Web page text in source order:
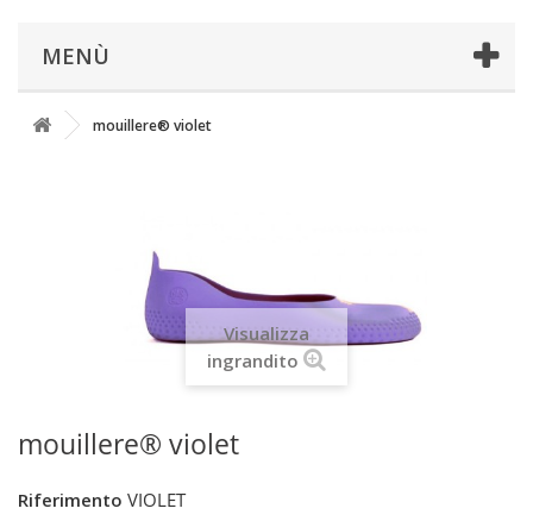
MENÙ
mouillere® violet
Visualizza
ingrandito
mouillere® violet
Riferimento VIOLET